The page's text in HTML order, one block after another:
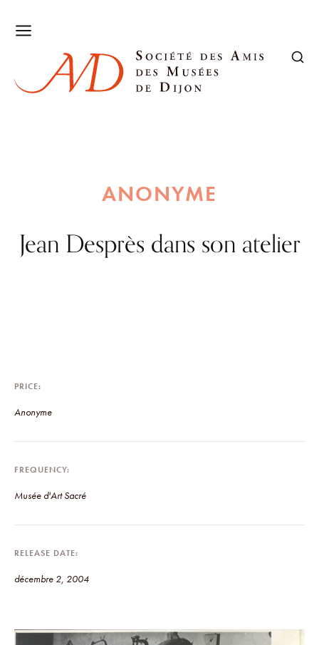
ANONYME
Jean Desprès dans son atelier
PRICE
Anonyme
FREQUENCY
Musée d'Art Sacré
RELEASE DATE
décembre 2, 2004